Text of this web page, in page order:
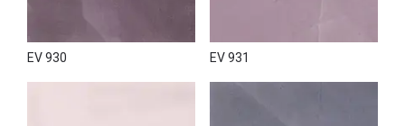
EV 930 EV 931